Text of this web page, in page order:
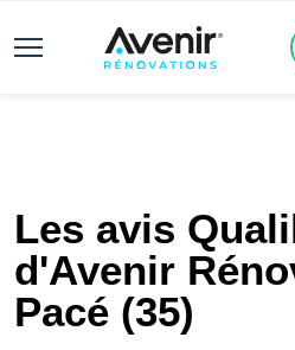
Les avis
d'Avenir
Pacé (35)